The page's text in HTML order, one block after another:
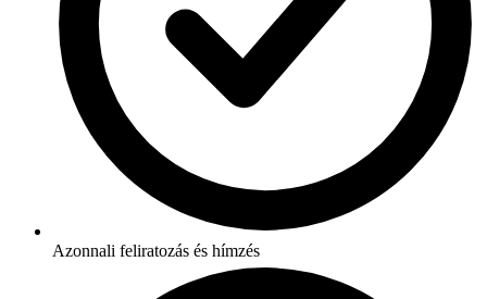
Azonnali feliratozás és hímzés